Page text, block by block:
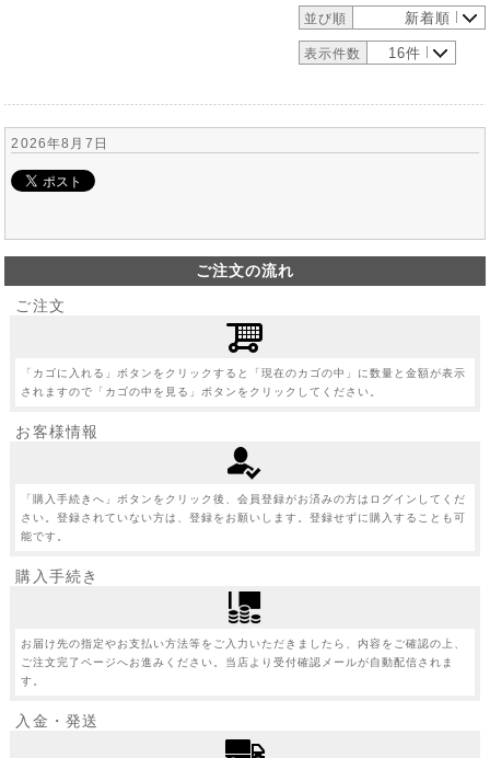
並び順 新着順
表示件数 16件
2026年8月7日
ご注文の流れ
ご注文
「カゴに入れる」ボタンをクリックすると「現在のカゴの中」に数量と金額が表示
されますので「カゴの中を見る」ボタンをクリックしてください。
お客様情報
「購入手続きへ」ボタンをクリック後、会員登録がお済みの方はログインしてくだ
さい。登録されていない方は、登録をお願いします。登録せずに購入することも可
能です。
購入手続き
お届け先の指定やお支払い方法等をご入力いただきましたら、内容をご確認の上、
ご注文完了ページへお進みください。当店より受付確認メールが自動配信されま
す。
入金・発送